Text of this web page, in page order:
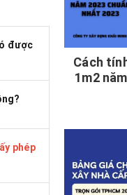
được
phép
Cách
1m2